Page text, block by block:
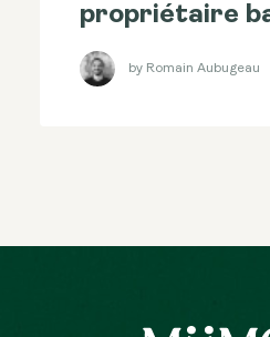
propriétaire
by Romain Aubugeau